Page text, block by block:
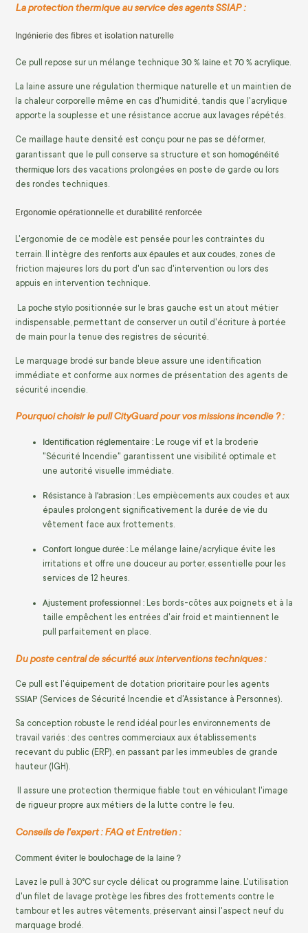
La protection thermique au service des agents SSIAP :
Ingénierie des fibres et isolation naturelle
Ce pull repose sur un mélange technique 30 % laine et 70 % acrylique.
La laine assure une régulation thermique naturelle et un maintien de
la chaleur corporelle même en cas d'humidité, tandis que l'acrylique
apporte la souplesse et une résistance accrue aux lavages répétés.
Ce maillage haute densité est conçu pour ne pas se déformer,
garantissant que le pull conserve sa structure et son homogénéité
thermique lors des vacations prolongées en poste de garde ou lors
des rondes techniques.
Ergonomie opérationnelle et durabilité renforcée
L'ergonomie de ce modèle est pensée pour les contraintes du
terrain. Il intègre des renforts aux épaules et aux coudes , zones de
friction majeures lors du port d'un sac d'intervention ou lors des
appuis en intervention technique.
La poche stylo positionnée sur le bras gauche est un atout métier
indispensable, permettant de conserver un outil d'écriture à portée
de main pour la tenue des registres de sécurité.
Le marquage brodé sur bande bleue assure une identification
immédiate et conforme aux normes de présentation des agents de
sécurité incendie.
Pourquoi choisir le pull CityGuard pour vos missions incendie ? :
Identification réglementaire : Le rouge vif et la broderie
"Sécurité Incendie" garantissent une visibilité optimale et
une autorité visuelle immédiate.
Résistance à l'abrasion : Les empiècements aux coudes et aux
épaules prolongent significativement la durée de vie du
vêtement face aux frottements.
Confort longue durée : Le mélange laine/acrylique évite les
irritations et offre une douceur au porter, essentielle pour les
services de 12 heures.
Ajustement professionnel : Les bords-côtes aux poignets et à la
taille empêchent les entrées d'air froid et maintiennent le
pull parfaitement en place.
Du poste central de sécurité aux interventions techniques :
Ce pull est l'équipement de dotation prioritaire pour les agents
SSIAP (Services de Sécurité Incendie et d'Assistance à Personnes).
Sa conception robuste le rend idéal pour les environnements de
travail variés : des centres commerciaux aux établissements
recevant du public (ERP), en passant par les immeubles de grande
hauteur (IGH).
Il assure une protection thermique fiable tout en véhiculant l'image
de rigueur propre aux métiers de la lutte contre le feu.
Conseils de l'expert : FAQ et Entretien :
Comment éviter le boulochage de la laine ?
Lavez le pull à 30°C sur cycle délicat ou programme laine. L'utilisation
d'un filet de lavage protège les fibres des frottements contre le
tambour et les autres vêtements, préservant ainsi l'aspect neuf du
marquage brodé.